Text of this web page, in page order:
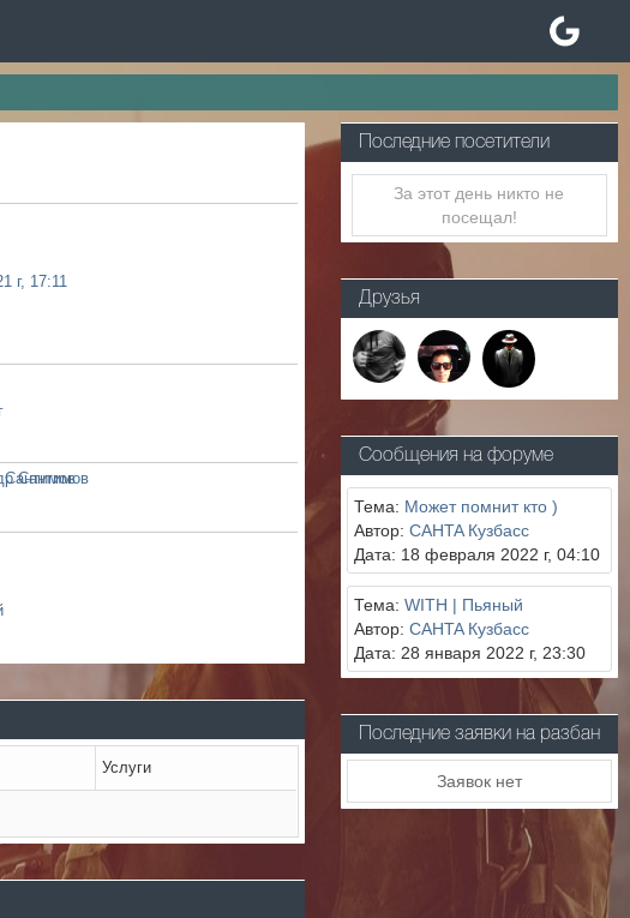
г, 17:11
Сантимов
Услуги
Последние посетители
За этот день никто не
посещал!
Друзья
Сообщения на форуме
Тема: Может помнит кто )
Автор: CAHTA Кузбасс
Дата: 18 февраля 2022 г, 04:10
Тема: WITH | Пьяный
Автор: CAHTA Кузбасс
Дата: 28 января 2022 г, 23:30
Последние заявки на разбан
Заявок нет